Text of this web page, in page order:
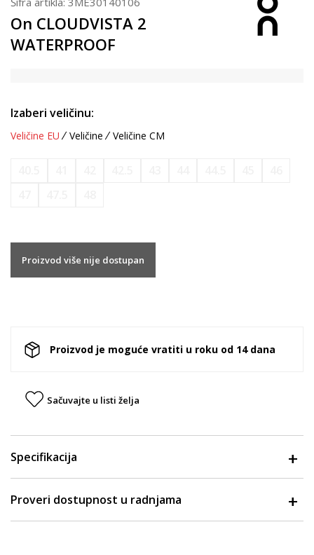
On CLOUDVISTA 2
WATERPROOF
Izaberi veličinu:
Veličine EU Veličine Veličine CM
Proizvod više nije dostupan
Proizvod je moguće vratiti u roku od 14 dana
Sačuvajte u listi želja
Specifikacija
Proveri dostupnost u radnjama